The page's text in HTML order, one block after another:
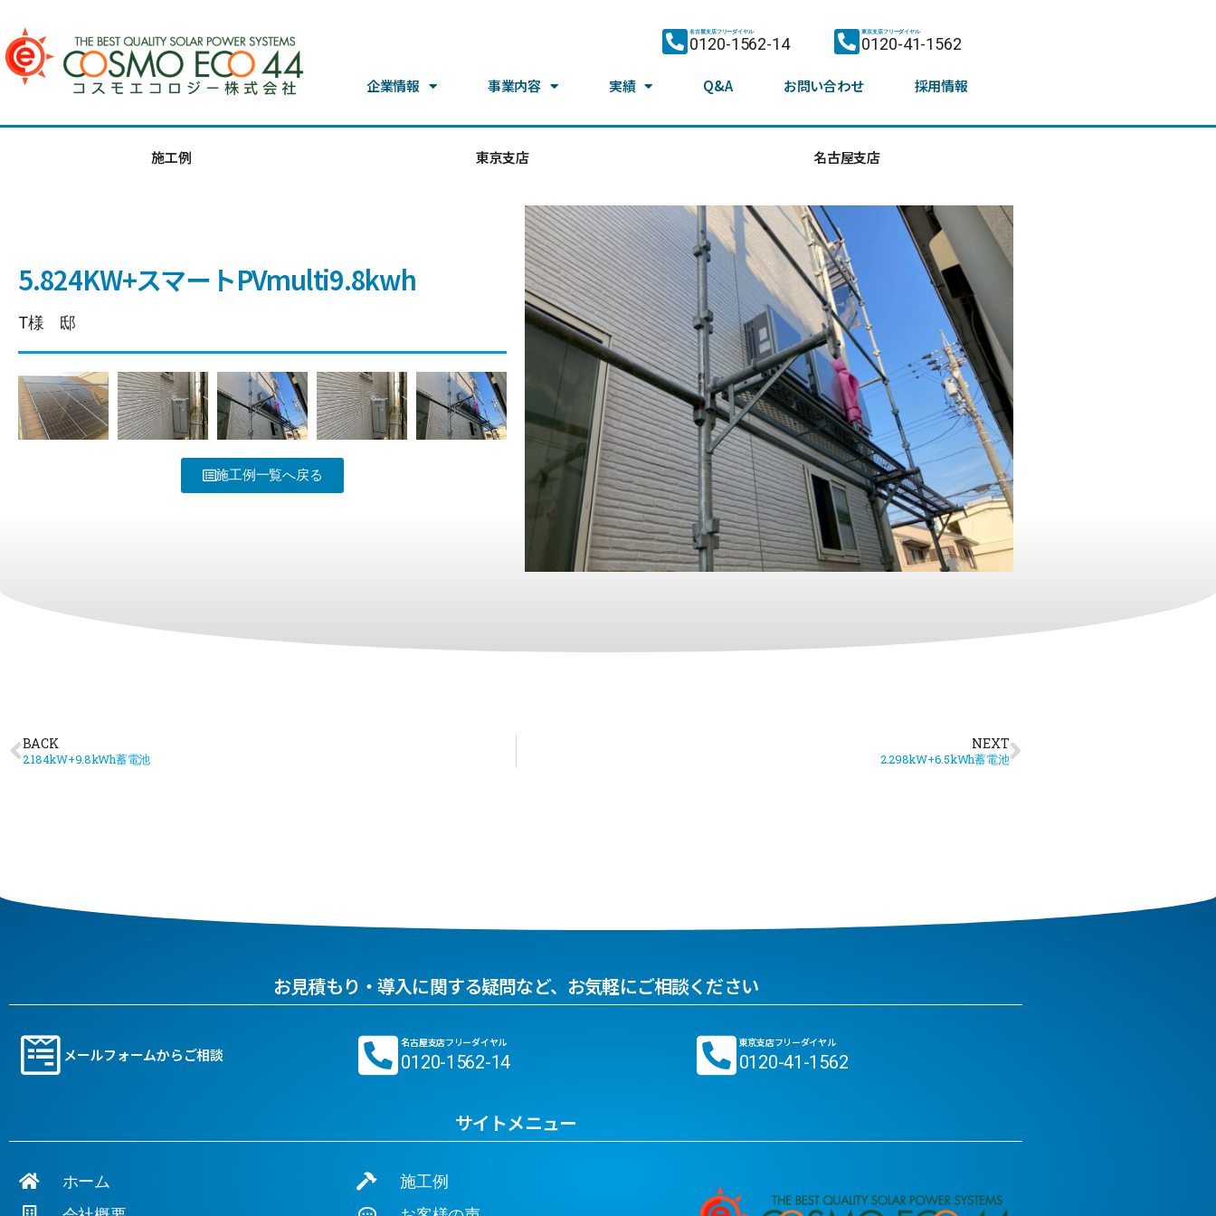
名古屋支店フリーダイヤル
0120-1562-14
東京支店フリーダイヤル
0120-41-1562
企業情報 事業内容 実績 Q&A お問い合わせ 採用情報
施工例 東京支店 名古屋支店
5.824KW+スマートPVmulti9.8kwh
T様 邸
施工例一覧へ戻る
BACK
2.184kW+9.8kWh蓄電池
NEXT
2.298kW+6.5kWh蓄電池
お見積もり・導入に関する疑問など、お気軽にご相談ください
メールフォームからご相談
名古屋支店フリーダイヤル
0120-1562-14
東京支店フリーダイヤル
0120-41-1562
サイトメニュー
ホーム
施工例